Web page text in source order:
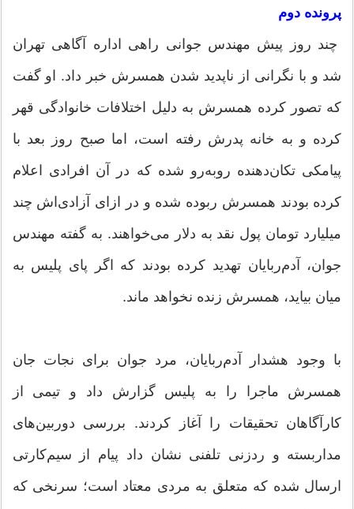
پرونده دوم
چند روز پیش مهندس جوانی راهی اداره آگاهی تهران
شد و با نگرانی از ناپدید شدن همسرش خبر داد. او گفت
که تصور کرده همسرش به دلیل اختلافات خانوادگی قهر
کرده و به خانه پدرش رفته است، اما صبح روز بعد با
پیامکی تکان‌دهنده روبه‌رو شده که در آن افرادی اعلام
کرده بودند همسرش ربوده شده و در ازای آزادی‌اش چند
میلیارد تومان پول نقد به دلار می‌خواهند. به گفته مهندس
جوان، آدم‌ربایان تهدید کرده بودند که اگر پای پلیس به
میان بیاید، همسرش زنده نخواهد ماند.
با وجود هشدار آدم‌ربایان، مرد جوان برای نجات جان
همسرش ماجرا را به پلیس گزارش داد و تیمی از
کارآگاهان تحقیقات را آغاز کردند. بررسی دوربین‌های
مداربسته و ردزنی تلفنی نشان داد پیام از سیم‌کارتی
ارسال شده که متعلق به مردی معتاد است؛ سرنخی که